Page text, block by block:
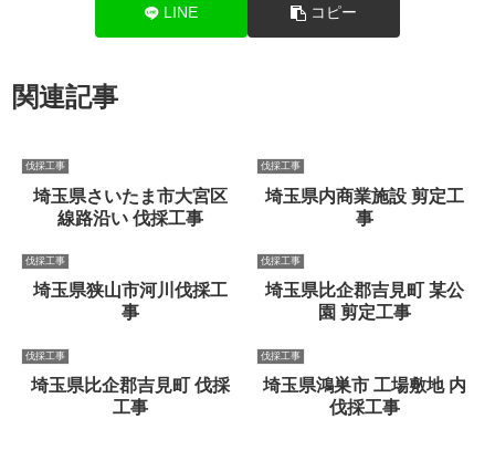
LINE コピー
関連記事
伐採工事
埼玉県さいたま市大宮区
線路沿い 伐採工事
伐採工事
埼玉県内商業施設 剪定工
事
伐採工事
埼玉県狭山市河川伐採工
事
伐採工事
埼玉県比企郡吉見町 某公
園 剪定工事
伐採工事
埼玉県比企郡吉見町 伐採
工事
伐採工事
埼玉県鴻巣市 工場敷地 内
伐採工事